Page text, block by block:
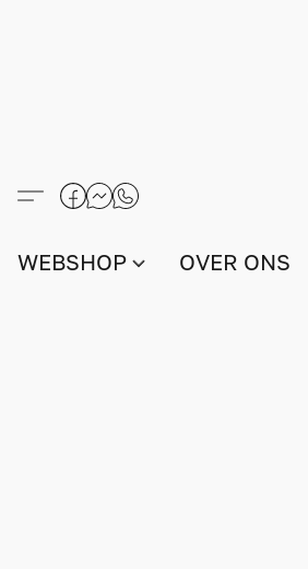
WEBSHOP OVER ONS